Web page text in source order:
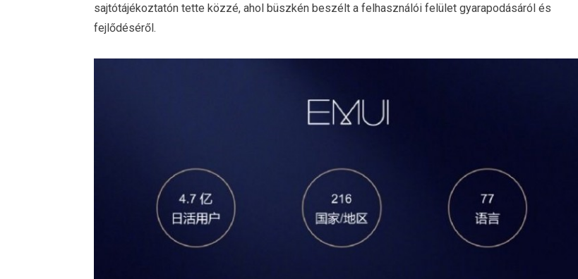
sajtótájékoztatón tette közzé, ahol büszkén beszélt a felhasználói felület gyarapodásáról és
fejlődéséről.